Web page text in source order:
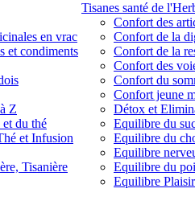
en vrac
et condiments
Z
et du thé
et Infusion
Tisanière
Tisanes santé de
Confort des
Confort de la
Confort de la
Confort des
Confort du
Confort jeune
Détox et
Equilibre du
Equilibre du
Equilibre
Equilibre du
Equilibre